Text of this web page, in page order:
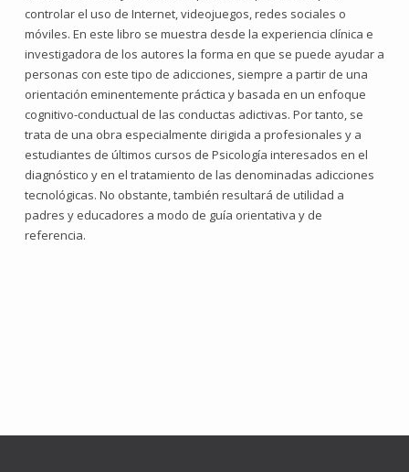
controlar el uso de Internet, videojuegos, redes sociales o
móviles. En este libro se muestra desde la experiencia clínica e
investigadora de los autores la forma en que se puede ayudar a
personas con este tipo de adicciones, siempre a partir de una
orientación eminentemente práctica y basada en un enfoque
cognitivo-conductual de las conductas adictivas. Por tanto, se
trata de una obra especialmente dirigida a profesionales y a
estudiantes de últimos cursos de Psicología interesados en el
diagnóstico y en el tratamiento de las denominadas adicciones
tecnológicas. No obstante, también resultará de utilidad a
padres y educadores a modo de guía orientativa y de
referencia.